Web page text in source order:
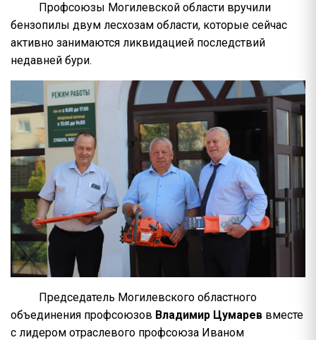
Профсоюзы Могилевской области вручили
бензопилы двум лесхозам области, которые сейчас
активно занимаются ликвидацией последствий
недавней бури.
Председатель Могилевского областного
объединения профсоюзов Владимир Цумарев вместе
с лидером отраслевого профсоюза Иваном